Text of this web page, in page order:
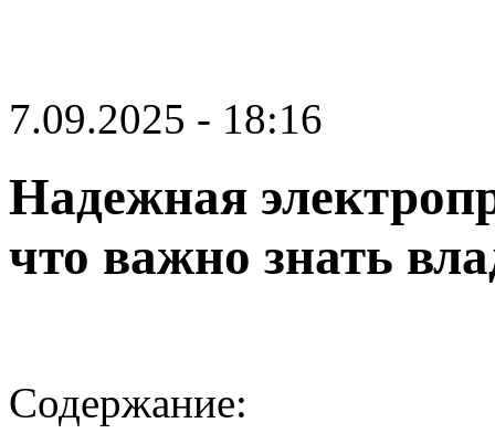
7.09.2025 - 18:16
Надежная
что важно знать
Содержание: